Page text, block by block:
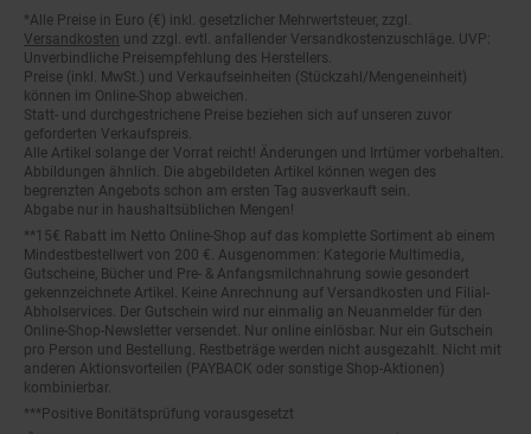
Fußnoten
*Alle Preise in Euro (€) inkl. gesetzlicher Mehrwertsteuer, zzgl.
Versandkostenund zzgl. evtl. anfallender Versandkostenzuschläge. UVP:
Unverbindliche Preisempfehlung des Herstellers.
Preise (inkl. MwSt.) und Verkaufseinheiten (Stückzahl/Mengeneinheit)
können im Online-Shop abweichen.
Statt- und durchgestrichene Preise beziehen sich auf unseren zuvor
geforderten Verkaufspreis.
Alle Artikel solange der Vorrat reicht! Änderungen und Irrtümer vorbehalten.
Abbildungen ähnlich. Die abgebildeten Artikel können wegen des
begrenzten Angebots schon am ersten Tag ausverkauft sein.
Abgabe nur in haushaltsüblichen Mengen!
**15€ Rabatt im Netto Online-Shop auf das komplette Sortiment ab einem
Mindestbestellwert von 200 €. Ausgenommen: Kategorie Multimedia,
Gutscheine, Bücher und Pre- & Anfangsmilchnahrung sowie gesondert
gekennzeichnete Artikel. Keine Anrechnung auf Versandkosten und Filial-
Abholservices. Der Gutschein wird nur einmalig an Neuanmelder für den
Online-Shop-Newsletter versendet. Nur online einlösbar. Nur ein Gutschein
pro Person und Bestellung. Restbeträge werden nicht ausgezahlt. Nicht mit
anderen Aktionsvorteilen (PAYBACK oder sonstige Shop-Aktionen)
kombinierbar.
***Positive Bonitätsprüfung vorausgesetzt